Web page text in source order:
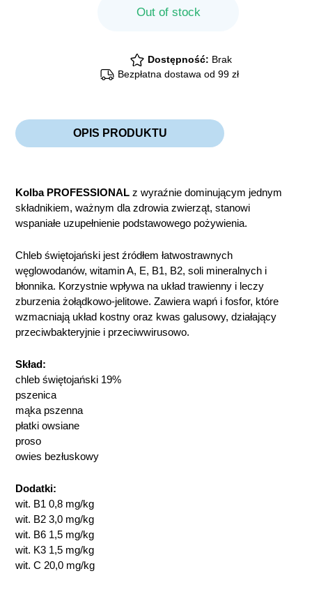
Out of stock
Dostępność: Brak
Bezpłatna dostawa od 99 zł
OPIS PRODUKTU
Kolba PROFESSIONAL z wyraźnie dominującym jednym
składnikiem, ważnym dla zdrowia zwierząt, stanowi
wspaniałe uzupełnienie podstawowego pożywienia.
Chleb świętojański jest źródłem łatwostrawnych
węglowodanów, witamin A, E, B1, B2, soli mineralnych i
błonnika. Korzystnie wpływa na układ trawienny i leczy
zburzenia żołądkowo-jelitowe. Zawiera wapń i fosfor, które
wzmacniają układ kostny oraz kwas galusowy, działający
przeciwbakteryjnie i przeciwwirusowo.
Skład:
chleb świętojański 19%
pszenica
mąka pszenna
płatki owsiane
proso
owies bezłuskowy
Dodatki:
wit. B1 0,8 mg/kg
wit. B2 3,0 mg/kg
wit. B6 1,5 mg/kg
wit. K3 1,5 mg/kg
wit. C 20,0 mg/kg